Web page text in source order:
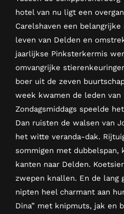
hotel van nu ligt een
Carelshaven een
leven van Delden en
jaarlijkse Pinksterkermis
omvangrijke
boer uit de zeven
week kwamen de leden van
Zondagsmiddags speelde
Dan ruisten de walsen van
het witte veranda-dak.
sommigen met dubbelspan,
kanten naar Delden.
zwepen knallen. En de lang
nipten heel charmant aan
Dina” met knipmuts, jak en